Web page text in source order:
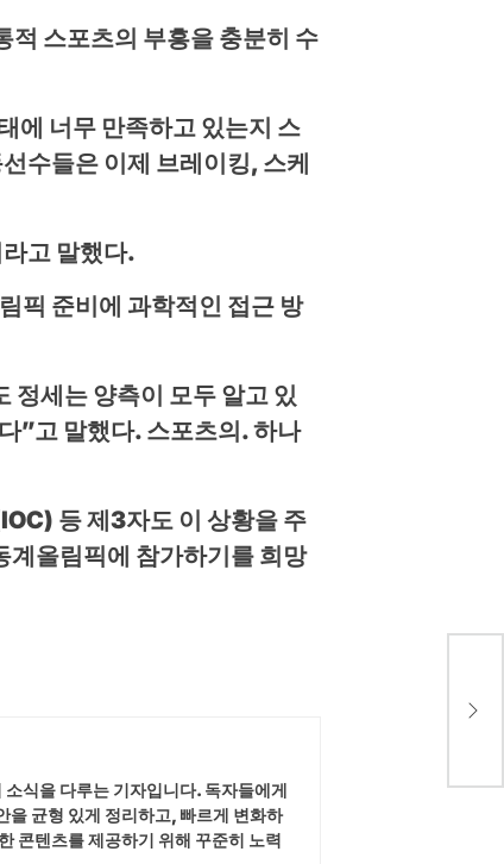
스포츠의 부흥을 충분히 수
에 너무 만족하고 있는지 스
수들은 이제 브레이킹, 스케
고 말했다.
픽 준비에 과학적인 접근 방
정세는 양측이 모두 알고 있
”고 말했다. 스포츠의. 하나
등 제3자도 이 상황을 주
계올림픽에 참가하기를 희망
식을 다루는 기자입니다. 독자들에게
을 균형 있게 정리하고, 빠르게 변화하
콘텐츠를 제공하기 위해 꾸준히 노력